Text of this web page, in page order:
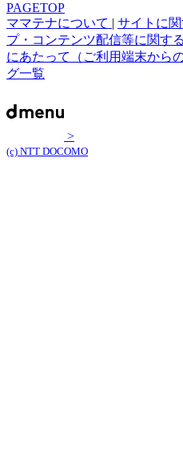
PAGETOP
ママテナについて | サイトに
プ・コンテンツ配信等に関す
にあたって（ご利用端末から
グ一覧
>
(c) NTT DOCOMO